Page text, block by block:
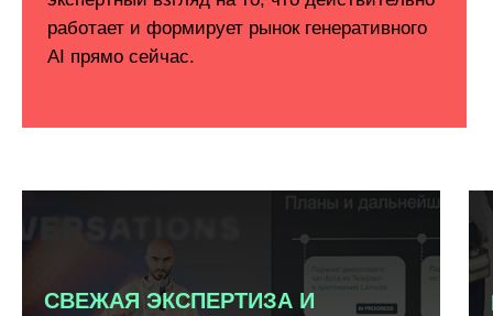
СВЕЖАЯ ЭКСПЕРТИЗА И